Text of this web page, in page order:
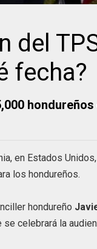
del
fecha?
en Estados
los hondureños.
hondureño
celebrará la